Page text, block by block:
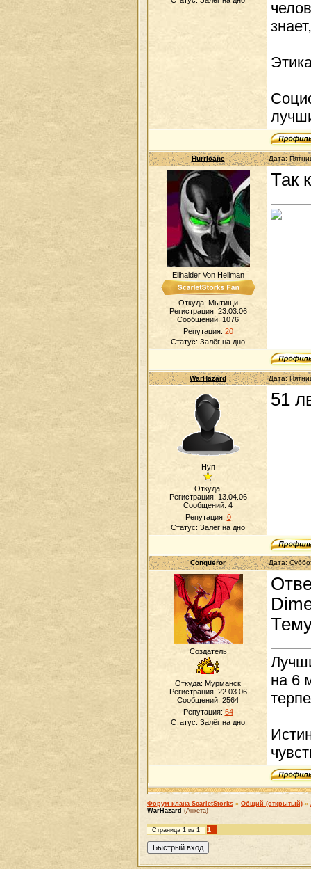
Hurricane Дата:
Eilhalder Von Hellman
Откуда: Мытищи
Регистрация: 23.03.06
Сообщений: 1076
Репутация: 20
Статус: Залёг на дно
Так
WarHazard Дата:
Нуп
Откуда:
Регистрация: 13.04.06
Сообщений: 4
Репутация: 0
Статус: Залёг на дно
51
Conqueror Дата:
Создатель
Откуда: Мурманск
Регистрация: 22.03.06
Сообщений: 2564
Репутация: 64
Статус: Залёг на дно
на 6
Форум клана ScarletStorks » Общий (открытый) »
WarHazard (Анкета)
Страница 1 из 1 1